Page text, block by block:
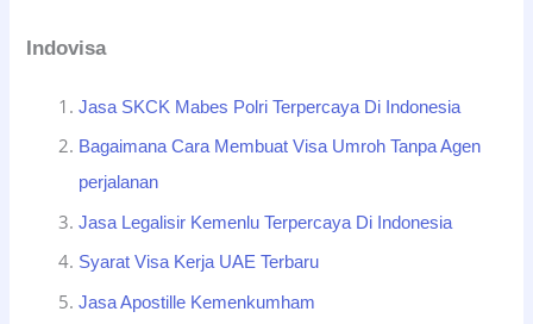
Indovisa
Jasa SKCK Mabes Polri Terpercaya Di Indonesia
Bagaimana Cara Membuat Visa Umroh Tanpa Agen
perjalanan
Jasa Legalisir Kemenlu Terpercaya Di Indonesia
Syarat Visa Kerja UAE Terbaru
Jasa Apostille Kemenkumham